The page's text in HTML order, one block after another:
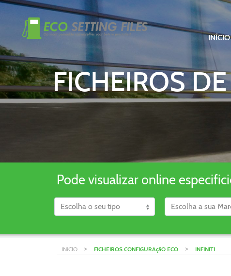
INÍCIO
FICHEIROS
Pode visualizar online
INíCIO > FICHEIROS CONFIGURAçãO ECO > INFINITI